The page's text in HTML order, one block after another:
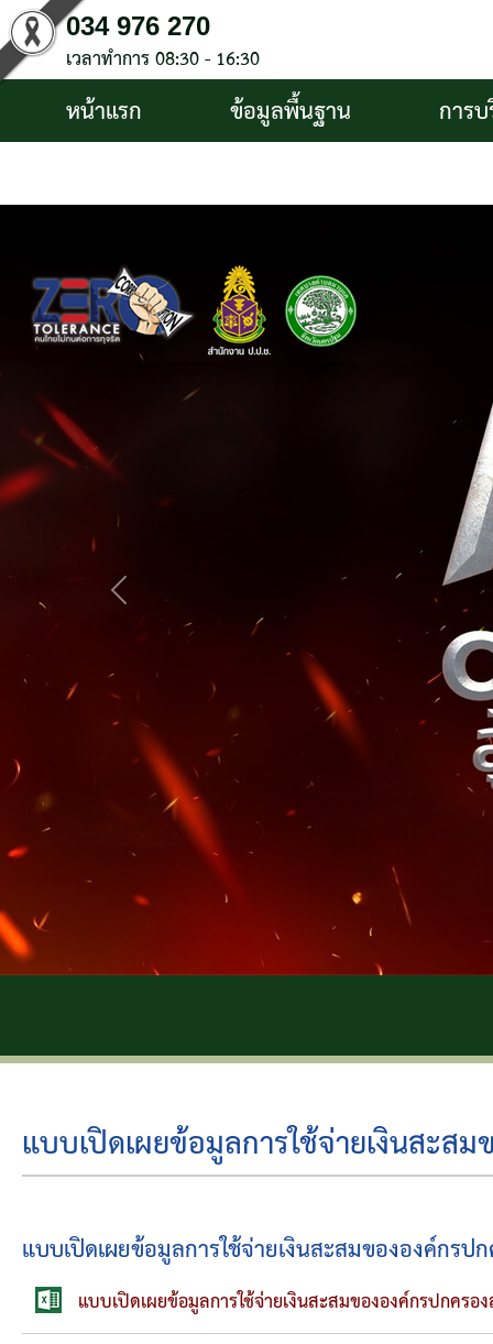
034 976 270
เวลาทำการ 08:30 - 16:30
หน้าแรก ข้อมูลพื้นฐาน
การ
Previous
แบบเปิดเผยข้อมูลการใช้จ่ายเงินสะส
แบบเปิดเผยข้อมูลการใช้จ่ายเงินสะสมขององค์ก
แบบเปิดเผยข้อมูลการใช้จ่ายเงินสะสมขององค์กรปกค